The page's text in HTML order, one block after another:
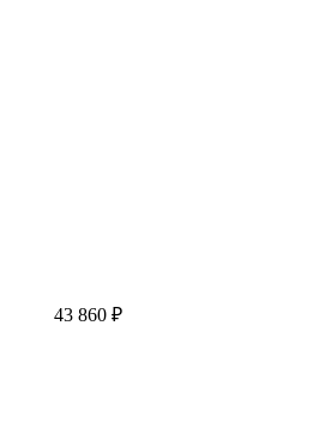
43 860 ₽